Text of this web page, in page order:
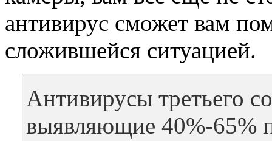
антивирус сможет вам
сложившейся ситуацией.
Антивирусы третьего
выявляющие 40%-65%